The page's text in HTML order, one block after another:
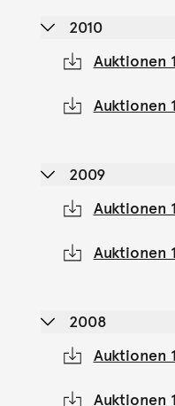
2010
Auktionen
Auktionen
2009
Auktionen
Auktionen
2008
Auktionen
Auktionen